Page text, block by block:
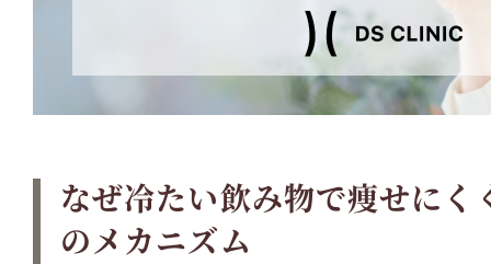
なぜ冷たい飲み物で痩せにく
のメカニズム